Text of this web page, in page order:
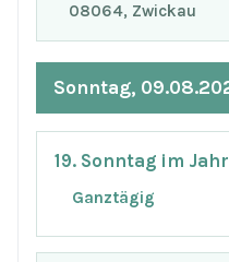
08064, Zwickau
Sonntag,
19. Sonntag im
Ganztägig